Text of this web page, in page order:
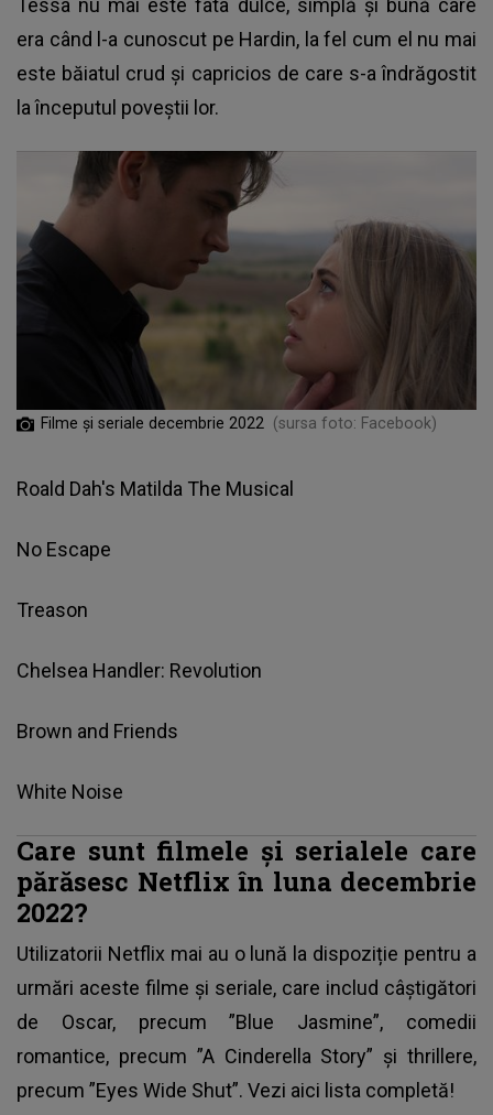
Tessa nu mai este fata dulce, simplă și bună care
era când l-a cunoscut pe Hardin, la fel cum el nu mai
este băiatul crud și capricios de care s-a îndrăgostit
la începutul poveștii lor.
Filme și seriale decembrie 2022 (sursa foto: Facebook)
Roald Dah's Matilda The Musical
No Escape
Treason
Chelsea Handler: Revolution
Brown and Friends
White Noise
Care sunt filmele și serialele care
părăsesc Netflix în luna decembrie
2022?
Utilizatorii Netflix mai au o lună la dispoziție pentru a
urmări aceste filme și seriale, care includ câștigători
de Oscar, precum ”Blue Jasmine”, comedii
romantice, precum ”A Cinderella Story” și thrillere,
precum ”Eyes Wide Shut”. Vezi aici lista completă!